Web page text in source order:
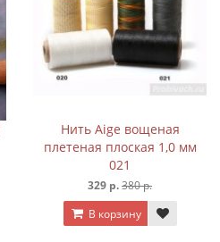
Нить Aige вощеная
плетеная плоская 1,0 мм
021
329 р.380 р.
В корзину